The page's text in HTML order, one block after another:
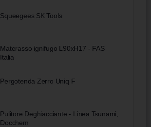
Squeegees SK Tools
Materasso ignifugo L90xH17 - FAS
Italia
Pergotenda Zerro Uniq F
Pulitore Deghiacciante - Linea Tsunami,
Docchem